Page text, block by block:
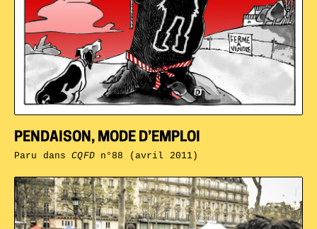
PENDAISON, MODE D’EMPLOI
Paru dansCQFDn°88 (avril 2011)